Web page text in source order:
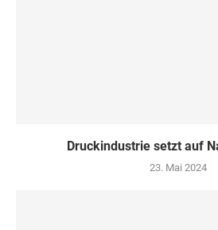
Druckindustrie setzt auf
23. Mai 2024